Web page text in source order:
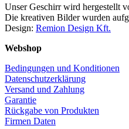
Unser Geschirr wird hergestellt
Die kreativen Bilder wurden
Design: Remion Design Kft.
Webshop
Bedingungen und Konditionen
Datenschutzerklärung
Versand und Zahlung
Garantie
Rückgabe von Produkten
Firmen Daten